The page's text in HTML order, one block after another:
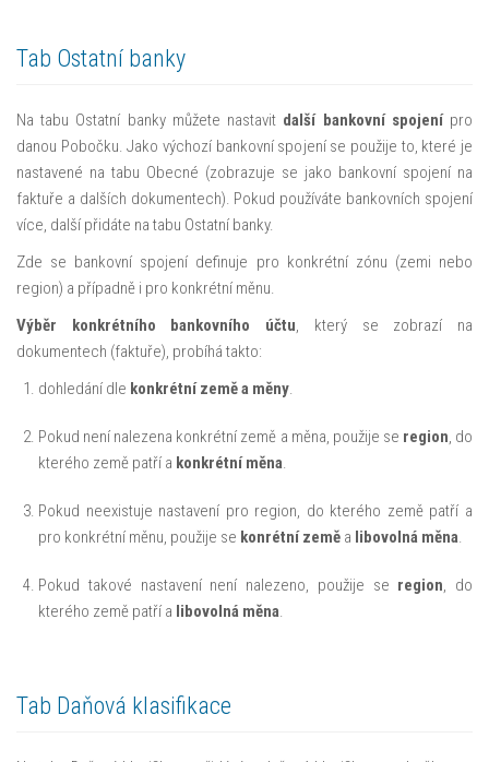
Tab Ostatní banky
Na tabu Ostatní banky můžete nastavit další bankovní spojenípro
danou Pobočku. Jako výchozí bankovní spojení se použije to, které je
nastavené na tabu Obecné (zobrazuje se jako bankovní spojení na
faktuře a dalších dokumentech). Pokud používáte bankovních spojení
více, další přidáte na tabu Ostatní banky.
Zde se bankovní spojení definuje pro konkrétní zónu (zemi nebo
region) a případně i pro konkrétní měnu.
Výběr konkrétního bankovního účtu, který se zobrazí na
dokumentech (faktuře), probíhá takto:
dohledání dle konkrétní země a měny.
Pokud není nalezena konkrétní země a měna, použije se region, do
kterého země patří a konkrétní měna.
Pokud neexistuje nastavení pro region, do kterého země patří a
pro konkrétní měnu, použije se konrétní země a libovolná měna.
Pokud takové nastavení není nalezeno, použije se region, do
kterého země patří a libovolná měna.
Tab Daňová klasifikace